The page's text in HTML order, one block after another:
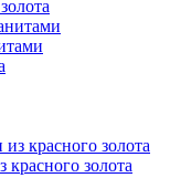
золота